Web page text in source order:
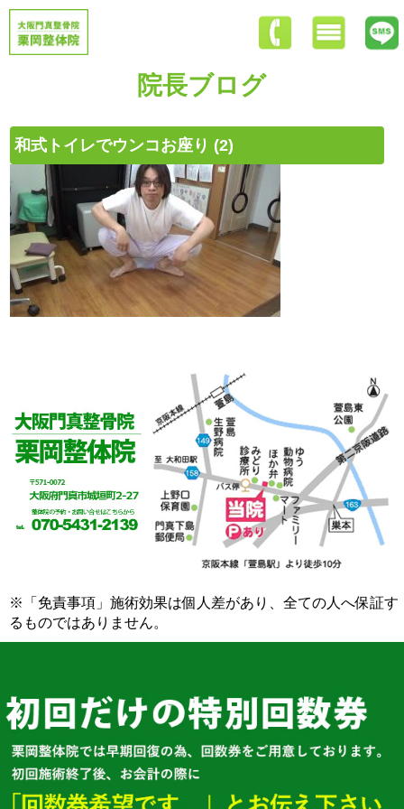
院長ブログ
和式トイレでウンコお座り (2)
※「免責事項」施術効果は個人差があり、全ての人へ保証す
るものではありません。